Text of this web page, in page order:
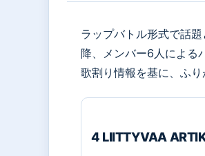
ラップバトル形式で話
降、メンバー6人による
歌割り情報を基に、ふ
4 LIITTYVAA